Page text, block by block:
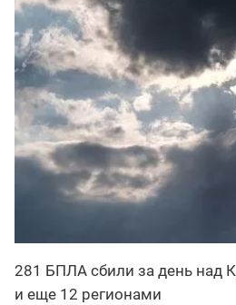
281 БПЛА сбили за день над
и еще 12 регионами